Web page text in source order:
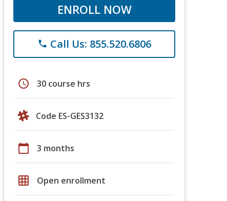
ENROLL NOW
phone Call Us: 855.520.6806
schedule 30 course hrs
Code ES-GES3132
calendar_today 3 months
grid_on Open enrollment